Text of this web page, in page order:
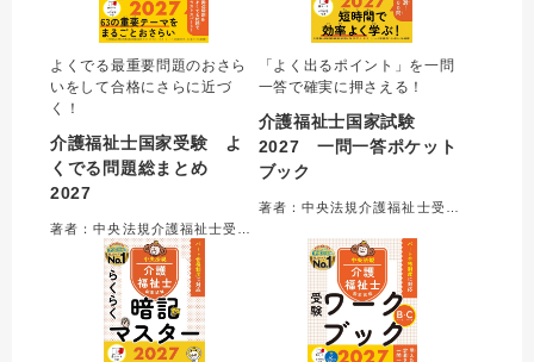
よくでる最重要問題のおさら
いをして合格にさらに近づ
く！
介護福祉士国家受験 よ
くでる問題総まとめ
2027
「よく出るポイント」を一問
一答で確実に押さえる！
介護福祉士国家試験
2027 一問一答ポケット
ブック